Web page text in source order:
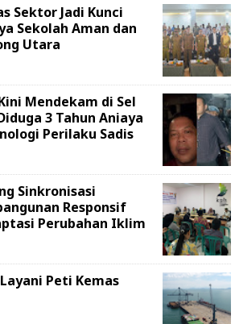
Sektor Jadi Kunci
Sekolah Aman dan
Utara
Mendekam di Sel
3 Tahun Aniaya
Perilaku Sadis
Sinkronisasi
Responsif
Perubahan Iklim
Peti Kemas